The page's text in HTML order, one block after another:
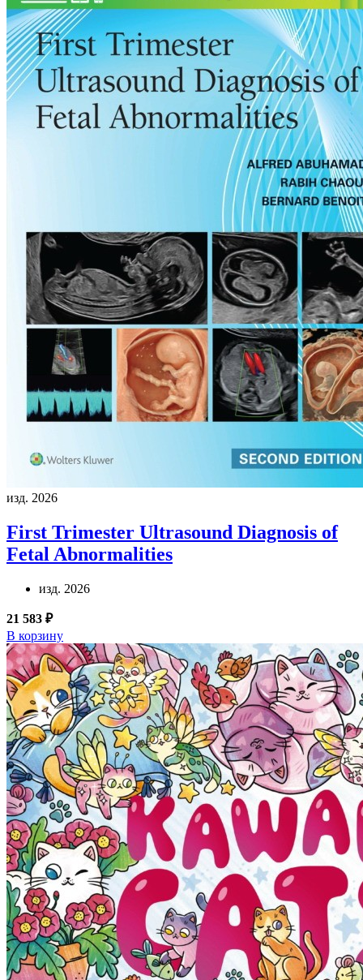
изд. 2026
First Trimester Ultrasound Diagnosis of
Fetal Abnormalities
изд. 2026
21 583 ₽
В корзину